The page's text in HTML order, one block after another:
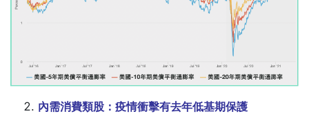
內需消費類股：疫情衝擊有去年低基期保護